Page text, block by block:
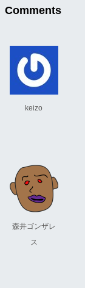
Comments
keizo
森井ゴンザレ
ス